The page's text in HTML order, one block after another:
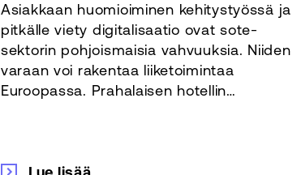
Asiakkaan huomioiminen kehitystyössä ja
pitkälle viety digitalisaatio ovat sote-
sektorin pohjoismaisia vahvuuksia. Niiden
varaan voi rakentaa liiketoimintaa
Euroopassa. Prahalaisen hotellin…
Lue lisää